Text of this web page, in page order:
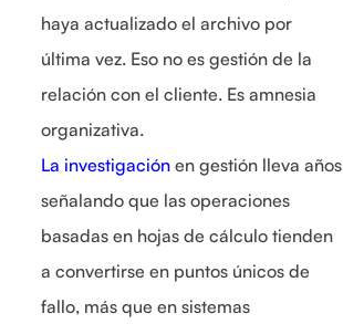
haya actualizado el archivo por
última vez. Eso no es gestión de la
relación con el cliente. Es amnesia
organizativa.
La investigación en gestión lleva años
señalando que las operaciones
basadas en hojas de cálculo tienden
a convertirse en puntos únicos de
fallo, más que en sistemas